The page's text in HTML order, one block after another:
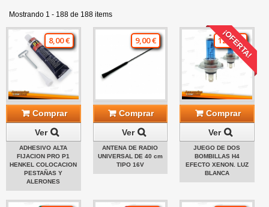
Mostrando 1 - 188 de 188 items
8,00 €
Comprar
Ver
ADHESIVO ALTA
FIJACION PRO P1
HENKEL COLOCACION
PESTAÑAS Y
ALERONES
9,00 €
Comprar
Ver
ANTENA DE RADIO
UNIVERSAL DE 40 cm
TIPO 16V
¡OFERTA!
12,00 €
Comprar
Ver
JUEGO DE DOS
BOMBILLAS H4
EFECTO XENON. LUZ
BLANCA